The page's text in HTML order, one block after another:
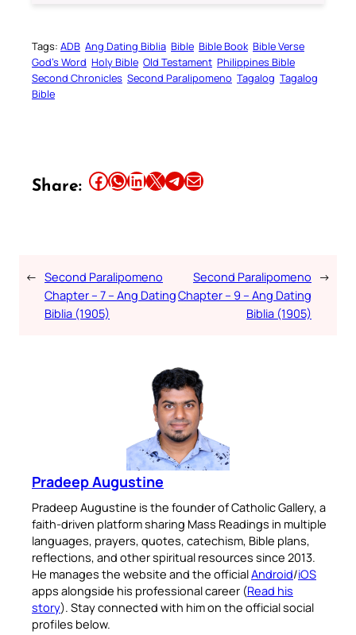
Tags: ADB Ang Dating Biblia Bible Bible Book Bible Verse
God’s Word Holy Bible Old Testament Philippines Bible
Second Chronicles Second Paralipomeno Tagalog Tagalog
Bible
Share: Share this article on Facebook Share this article on WhatsApp Share this article on LinkedIn Share this article on X Share this article on TelegramEmail this Article
← Second Paralipomeno
Chapter – 7 – Ang Dating
Biblia (1905)
Second Paralipomeno
Chapter – 9 – Ang Dating
Biblia (1905)
→
Pradeep Augustine
Pradeep Augustine is the founder of Catholic Gallery, a
faith-driven platform sharing Mass Readings in multiple
languages, prayers, quotes, catechism, Bible plans,
reflections, and other spiritual resources since 2013.
He manages the website and the officialAndroid/iOS
apps alongside his professional career (Read his
story). Stay connected with him on the official social
profiles below.